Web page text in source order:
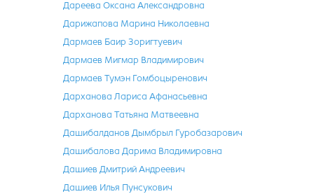
Дареева Оксана Александровна
Дарижапова Марина Николаевна
Дармаев Баир Зоригтуевич
Дармаев Мигмар Владимирович
Дармаев Тумэн Гомбоцыренович
Дарханова Лариса Афанасьевна
Дарханова Татьяна Матвеевна
Дашибалданов Дымбрыл Гуробазарович
Дашибалова Дарима Владимировна
Дашиев Дмитрий Андреевич
Дашиев Илья Пунсукович